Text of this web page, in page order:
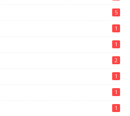
5
1
1
2
1
1
1